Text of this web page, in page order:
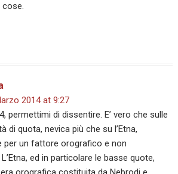
cose.
2014 at 9:27
permettimi di dissentire. E’ vero che sulle
di quota, nevica più che su l’Etna,
per un fattore orografico e non
ed in particolare le basse quote,